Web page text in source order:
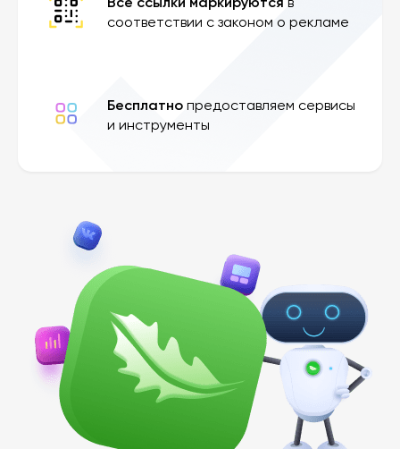
в
соответствии с законом о рекламе
Бесплатно предоставляем сервисы
и инструменты